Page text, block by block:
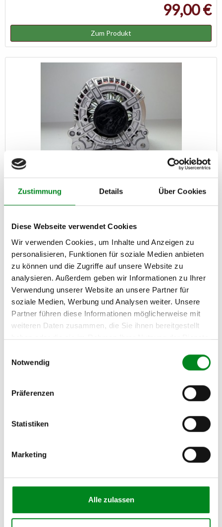
Zustimmung Details Über Cookies
Diese Webseite verwendet Cookies
Wir verwenden Cookies, um Inhalte und Anzeigen zu
personalisieren, Funktionen für soziale Medien anbieten
zu können und die Zugriffe auf unsere Website zu
analysieren. Außerdem geben wir Informationen zu Ihrer
Verwendung unserer Website an unsere Partner für
soziale Medien, Werbung und Analysen weiter. Unsere
Partner führen diese Informationen möglicherweise mit
weiteren Daten zusammen, die Sie ihnen bereitgestellt
haben oder die sie im Rahmen Ihrer Nutzung der Dienste
Notwendig
Präferenzen
Statistiken
Marketing
Alle zulassen
99,00 €
Zum Produkt
129,00 €
Zum Produkt
Artikel-Nr.: 445.502.100
149,00 €
Zum Produkt